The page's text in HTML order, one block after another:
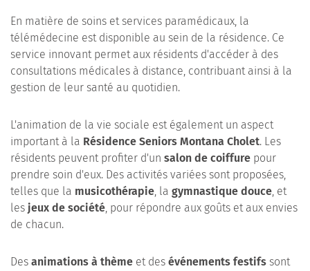
En matière de soins et services paramédicaux, la
télémédecine est disponible au sein de la résidence. Ce
service innovant permet aux résidents d'accéder à des
consultations médicales à distance, contribuant ainsi à la
gestion de leur santé au quotidien.
L'animation de la vie sociale est également un aspect
important à la Résidence Seniors Montana Cholet. Les
résidents peuvent profiter d'un salon de coiffure pour
prendre soin d'eux. Des activités variées sont proposées,
telles que la musicothérapie, la gymnastique douce, et
les jeux de société, pour répondre aux goûts et aux envies
de chacun.
Des animations à thème et des événements festifs sont